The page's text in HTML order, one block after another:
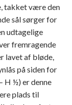
takket være den
sål sørger for
udtagelige
fremragende
lavet af bløde,
på siden for
H ½) er denne
plads til